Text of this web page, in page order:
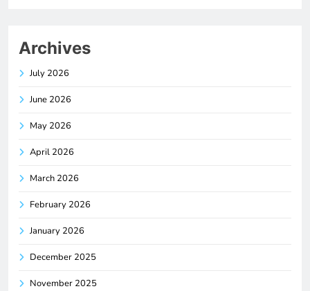
Archives
July 2026
June 2026
May 2026
April 2026
March 2026
February 2026
January 2026
December 2025
November 2025